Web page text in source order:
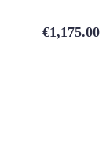
€1,175.00